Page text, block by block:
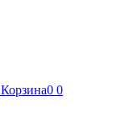
Корзина0 0